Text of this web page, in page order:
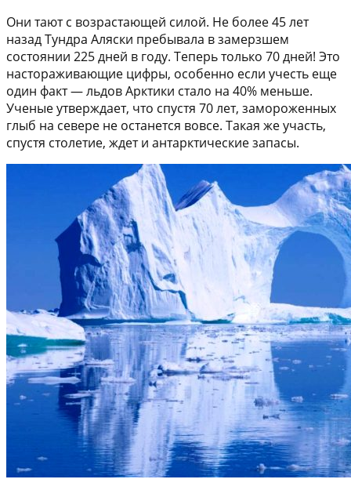
Они тают с возрастающей силой. Не более 45 лет
назад Тундра Аляски пребывала в замерзшем
состоянии 225 дней в году. Теперь только 70 дней! Это
настораживающие цифры, особенно если учесть еще
один факт — льдов Арктики стало на 40% меньше.
Ученые утверждает, что спустя 70 лет, замороженных
глыб на севере не останется вовсе. Такая же участь,
спустя столетие, ждет и антарктические запасы.